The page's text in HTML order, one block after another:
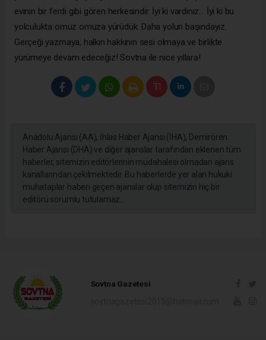
evinin bir ferdi gibi gören herkesindir. İyi ki vardınız… İyi ki bu
yolculukta omuz omuza yürüdük. Daha yolun başındayız.
Gerçeği yazmaya, halkın hakkının sesi olmaya ve birlikte
yürümeye devam edeceğiz! Sovtna ile nice yıllara!
Anadolu Ajansı (AA), İhlas Haber Ajansı (İHA), Demirören
Haber Ajansı (DHA) ve diğer ajanslar tarafından eklenen tüm
haberler, sitemizin editörlerinin müdahalesi olmadan ajans
kanallarından çekilmektedir. Bu haberlerde yer alan hukuki
muhataplar haberi geçen ajanslar olup sitemizin hiç bir
editörü sorumlu tutulamaz...
Sovtna Gazetesi